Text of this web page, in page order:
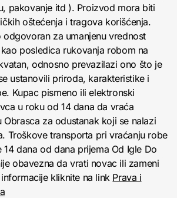
pakovanje itd ). Proizvod mora biti
oštećenja i tragova korišćenja.
odgovoran za umanjenu vrednost
posledica rukovanja robom na
odnosno prevazilazi ono što je
ustanovili priroda, karakteristike i
Kupac pismeno ili elektronski
u roku od 14 dana da vraća
za odustanak koji se nalazi
Troškove transporta pri vraćanju robe
14 dana od dana prijema Od Igle Do
obavezna da vrati novac ili zameni
kliknite na link Prava i